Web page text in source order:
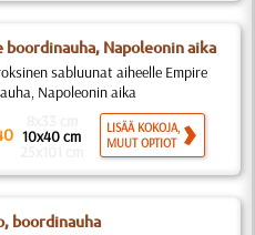
boordinauha, Napoleonin aika
sabluunat aiheelle Empire
Napoleonin aika
10x40 cm
LISÄÄ KOKOJA,
MUUT OPTIOT
boordinauha